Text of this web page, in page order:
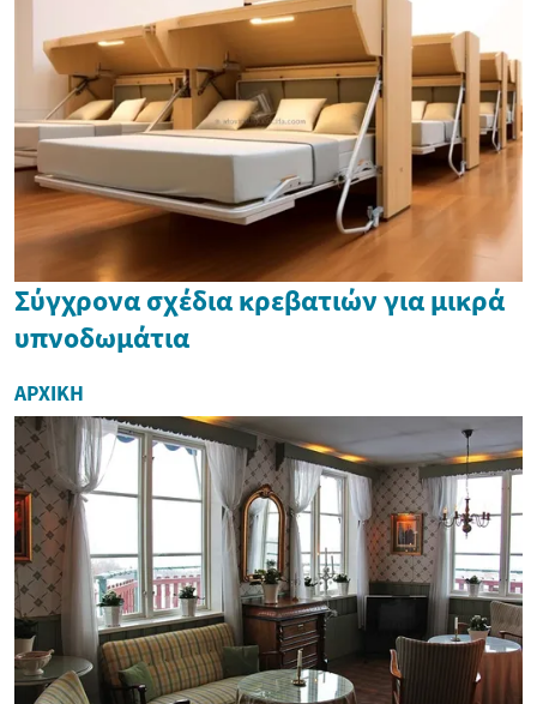
Σύγχρονα σχέδια κρεβατιών για μικρά
υπνοδωμάτια
ΑΡΧΙΚΉ